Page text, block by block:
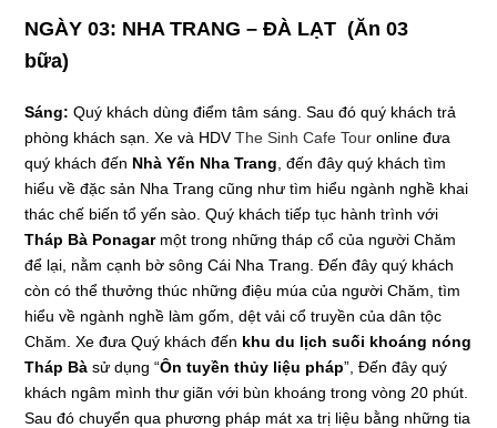
NGÀY 03: NHA TRANG – ĐÀ LẠT (Ăn 03
bữa)
Sáng: Quý khách dùng điểm tâm sáng. Sau đó quý khách trả
phòng khách sạn. Xe và HDVThe Sinh Cafe Tour online đưa
quý khách đến Nhà Yến Nha Trang , đến đây quý khách tìm
hiểu về đặc sản Nha Trang cũng như tìm hiểu ngành nghề khai
thác chế biến tổ yến sào. Quý khách tiếp tục hành trình với
Tháp Bà Ponagarmột trong những tháp cổ của người Chăm
để lại, nằm cạnh bờ sông Cái Nha Trang. Đến đây quý khách
còn có thể thưởng thúc những điệu múa của người Chăm, tìm
hiểu về ngành nghề làm gốm, dệt vải cổ truyền của dân tộc
Chăm. Xe đưa Quý khách đến khu du lịch suối khoáng nóng
Tháp Bà sử dụng “Ôn tuyền thủy liệu pháp”, Đến đây quý
khách ngâm mình thư giãn với bùn khoáng trong vòng 20 phút.
Sau đó chuyển qua phương pháp mát xa trị liệu bằng những tia